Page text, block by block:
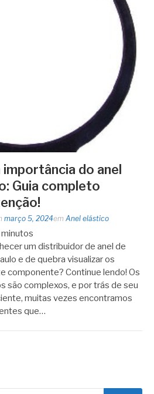
importância do anel
Guia completo
março 5, 2024em Anel elástico
minutos
um distribuidor de anel de
e de quebra visualizar os
componente? Continue lendo! Os
são complexos, e por trás de seu
muitas vezes encontramos
que…